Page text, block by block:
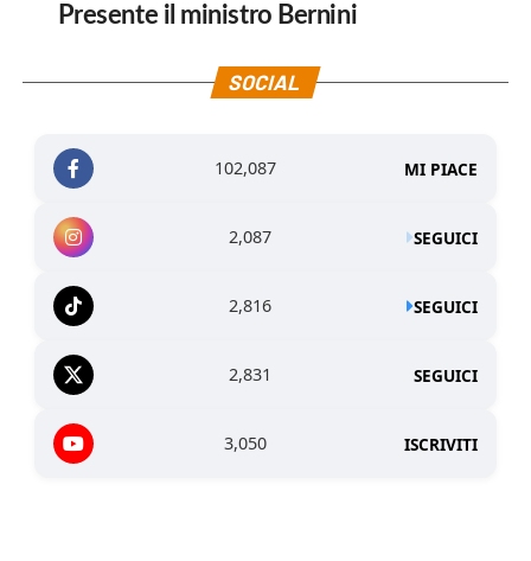
Presente il ministro Bernini
SOCIAL
102,087 MI PIACE
2,087 SEGUICI
2,816 SEGUICI
2,831 SEGUICI
3,050 ISCRIVITI